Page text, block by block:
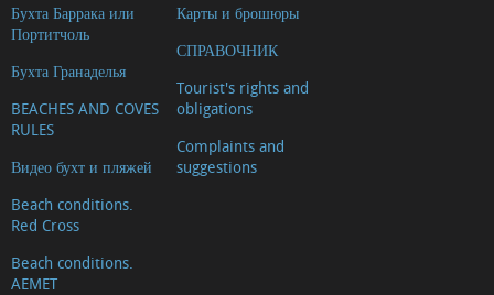
Бухта Баррака или
Портитчоль
Бухта Гранаделья
BEACHES AND COVES
RULES
Видео бухт и пляжей
Beach conditions.
Red Cross
Beach conditions.
AEMET
Карты и брошюры
СПРАВОЧНИК
Tourist's rights and
obligations
Complaints and
suggestions